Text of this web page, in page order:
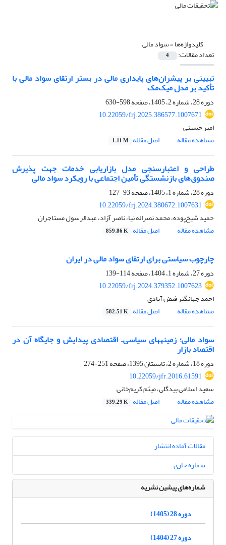
کلیدواژه‌ها =سواد مالی
تعداد مقالات: 4
تبیینی بر پیشران‌‌های پایداری مالی در بستر ارتقای سواد مالی با
تأکید بر مدل میک‌‌مک
دوره 28، شماره 2، 1405، صفحه
598-630
10.22059/frj.2025.386577.1007671
امیر حسینی
مشاهده مقاله
اصل مقاله 1.11 M
طراحی و اعتبارسنجی مدل بازاریابی خدمات جهت پذیرش
صندوق‌‌های بازنشستگی تأمین اجتماعی با رویکرد سواد مالی
دوره 28، شماره 1، 1405، صفحه
93-127
10.22059/frj.2024.380672.1007631
حمید شیخ‌پوده، محمد نصراله نیا، ناصر آزاد، عبدالرسول مستاجران
مشاهده مقاله
اصل مقاله 859.86 K
چارچوب سیاستی برای ارتقای سواد مالی در ایران
دوره 27، شماره 1، 1404، صفحه
114-139
10.22059/frj.2024.379352.1007623
احمد جهانگیر فیض آبادی
مشاهده مقاله
اصل مقاله 582.51 K
سواد مالی؛ زمینه‏های سیاسی‌ـ اقتصادی پیدایش و جایگاه آن در
اقتصاد بازار
دوره 18، شماره 2، تابستان 1395، صفحه
251-274
10.22059/jfr.2016.61591
سعید اسلامی بیدگلی، میثم کریم‌خانی
مشاهده مقاله
اصل مقاله 339.29 K
مقالات آماده انتشار
شماره جاری
شماره‌های پیشین نشریه
دوره 28 (1405)
دوره 27 (1404)